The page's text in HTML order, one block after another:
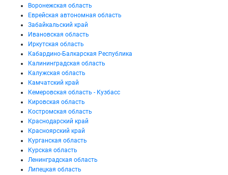
Воронежская область
Еврейская автономная область
Забайкальский край
Ивановская область
Иркутская область
Кабардино-Балкарская Республика
Калининградская область
Калужская область
Камчатский край
Кемеровская область - Кузбасс
Кировская область
Костромская область
Краснодарский край
Красноярский край
Курганская область
Курская область
Ленинградская область
Липецкая область